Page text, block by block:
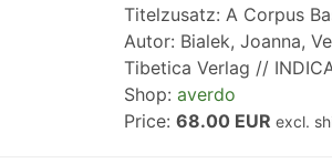
Titelzusatz: A Corpus
Autor: Bialek, Joanna,
Tibetica Verlag //
Shop: averdo
Price: 68.00 EUR excl.